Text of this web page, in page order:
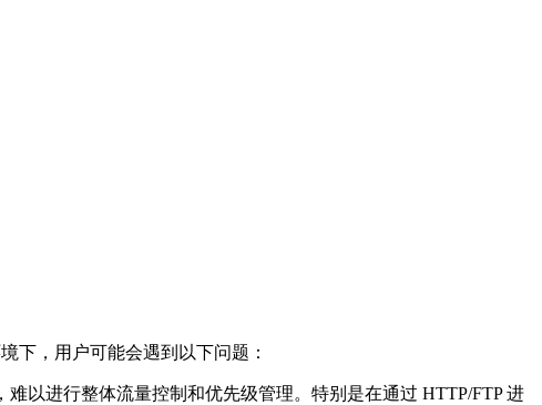
下，用户可能会遇到以下问题：
以进行整体流量控制和优先级管理。特别是在通过 HTTP/FTP 进